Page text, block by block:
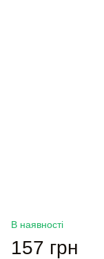
В наявності
157 грн